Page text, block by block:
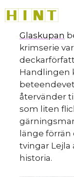
till
innehåll
Glaskupan
krimserie
Handlingen
återvänder
som liten
länge
tvingar Lejla
historia.